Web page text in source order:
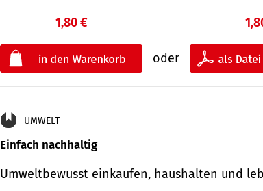
1,80 €
oder
UMWELT
Einfach nachhaltig
Umweltbewusst einkaufen, haushalten und